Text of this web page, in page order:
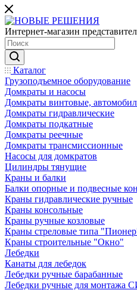
Интернет-магазин
Каталог
Грузоподъемное оборудование
Домкраты и насосы
Домкраты винтовые,
Домкраты гидравлические
Домкраты подкатные
Домкраты реечные
Домкраты трансмиссионные
Насосы для домкратов
Цилиндры тянущие
Краны и балки
Балки опорные и подвесные
Краны гидравлические ручные
Краны консольные
Краны ручные козловые
Краны стреловые типа
Краны строительные "Окно"
Лебедки
Канаты для лебедок
Лебедки ручные барабанные
Лебедки ручные для монтажа